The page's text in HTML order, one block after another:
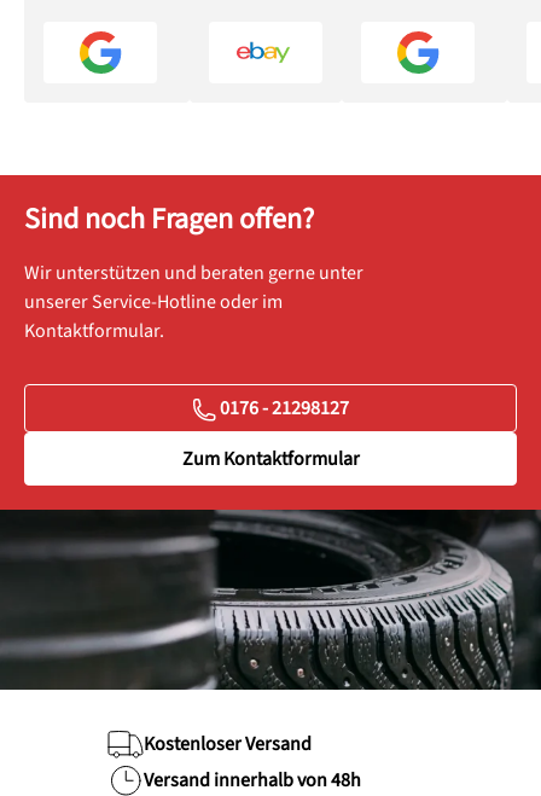
Sind noch Fragen offen?
Wir unterstützen und beraten gerne unter
unserer Service-Hotline oder im
Kontaktformular.
0176 - 21298127
Zum Kontaktformular
Kostenloser Versand
Versand innerhalb von 48h